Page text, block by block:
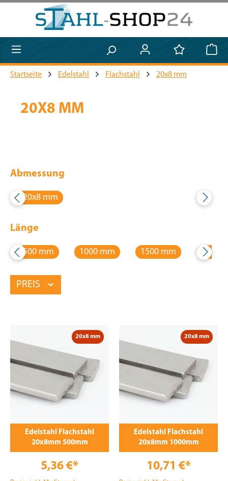
Zum Hauptinhalt springen
Startseite Edelstahl Flachstahl 20x8 mm
20X8 MM
Abmessung
20x8 mm
Länge
500 mm 1000 mm 1500 mm 2000
PREIS
20x8 mm
Edelstahl Flachstahl
20x8mm 500mm
5,36 €*
20x8 mm
Edelstahl Flachstahl
20x8mm 1000mm
10,71 €*